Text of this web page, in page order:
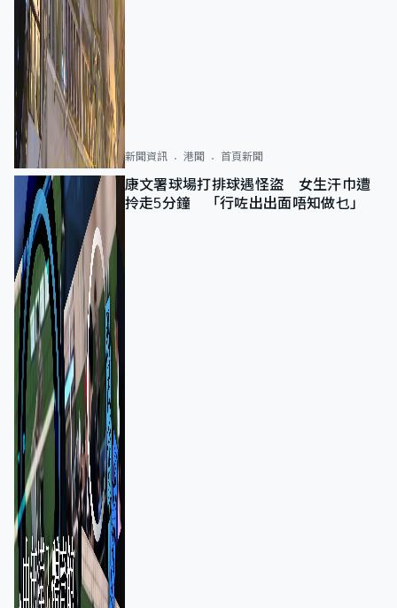
新聞資訊 港聞 首頁新聞
康文署球場打排球遇怪盜 女生汗巾遭
拎走5分鐘 「行咗出出面唔知做乜」